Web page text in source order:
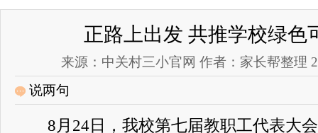
正路上出发 共推学校绿色
来源：中关村三小官网 作者：家长帮整理
说两句
8月24日，我校第七届教职工代表大会